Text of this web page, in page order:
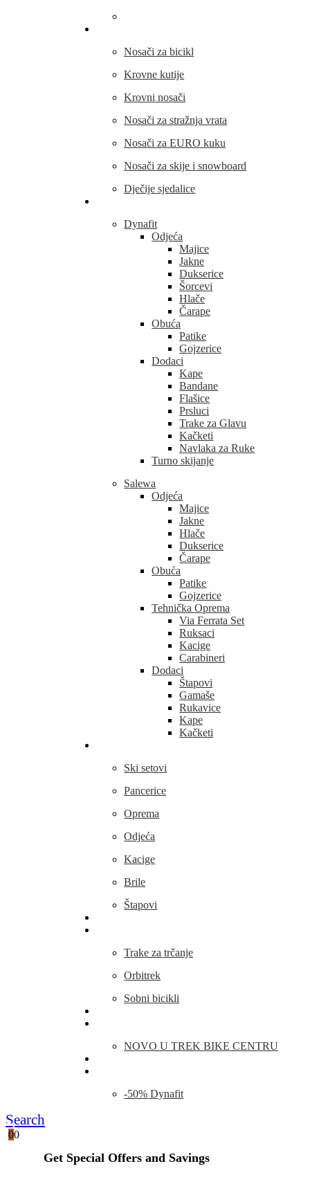
Nosači za bicikl
Krovne kutije
Krovni nosači
Nosači za stražnja vrata
Nosači za EURO kuku
Nosači za skije i snowboard
Dječije sjedalice
Dynafit
Odjeća
Majice
Jakne
Dukserice
Šorcevi
Hlače
Čarape
Obuća
Patike
Gojzerice
Dodaci
Kape
Bandane
Flašice
Prsluci
Trake za Glavu
Kačketi
Navlaka za Ruke
Turno skijanje
Salewa
Odjeća
Majice
Jakne
Hlače
Dukserice
Čarape
Obuća
Patike
Gojzerice
Tehnička Oprema
Via Ferrata Set
Ruksaci
Kacige
Carabineri
Dodaci
Štapovi
Gamaše
Rukavice
Kape
Kačketi
Ski setovi
Pancerice
Oprema
Odjeća
Kacige
Brile
Štapovi
Trake za trčanje
Orbitrek
Sobni bicikli
NOVO U TREK BIKE CENTRU
-50% Dynafit
Search
00
Get Special Offers and Savings